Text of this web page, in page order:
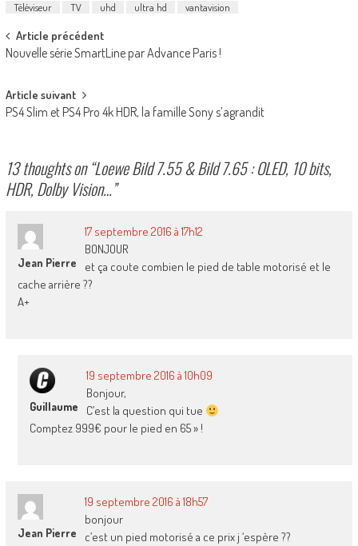
Téléviseur
TV uhd ultra hd vantavision
Post
navigation
Article précédent
Nouvelle série SmartLine par Advance Paris !
Article suivant
PS4 Slim et PS4 Pro 4k HDR, la famille Sony s’agrandit
13 thoughts on “Loewe Bild 7.55 & Bild 7.65 : OLED, 10 bits,
HDR, Dolby Vision…”
Jean Pierre
17 septembre 2016 à 17h12
BONJOUR
et ça coute combien le pied de table motorisé et le
cache arrière ??
A+
Guillaume
19 septembre 2016 à 10h09
Bonjour,
C’est la question qui tue
Comptez 999€ pour le pied en 65 » !
Jean Pierre
19 septembre 2016 à 18h57
bonjour
c’est un pied motorisé a ce prix j ‘espère ??